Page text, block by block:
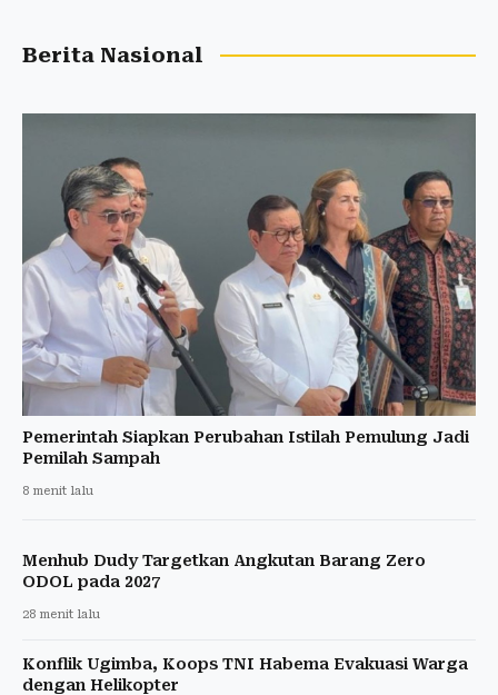
Berita Nasional
Pemerintah Siapkan Perubahan Istilah Pemulung Jadi
Pemilah Sampah
8 menit lalu
Menhub Dudy Targetkan Angkutan Barang Zero
ODOL pada 2027
28 menit lalu
Konflik Ugimba, Koops TNI Habema Evakuasi Warga
dengan Helikopter